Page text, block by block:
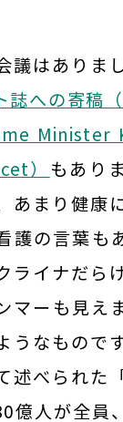
はありま
誌への寄稿
Minister
） もあり
あまり健康
護の言葉も
ライナだら
マーも見え
うなもので
述べられた
億人が全員